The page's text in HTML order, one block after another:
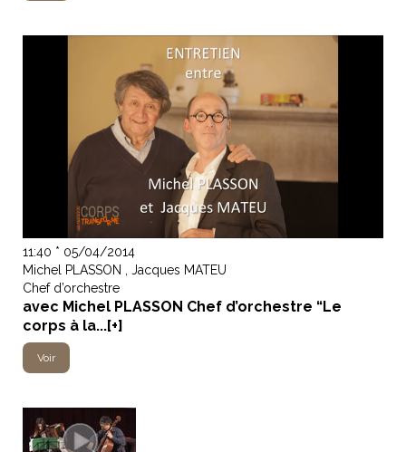
11:40 * 05/04/2014
Michel PLASSON , Jacques MATEU
Chef d’orchestre
avec Michel PLASSON Chef d’orchestre “Le
corps à la...[+]
Voir